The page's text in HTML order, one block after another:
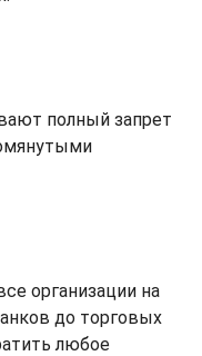
полный запрет
организации на
до торговых
любое